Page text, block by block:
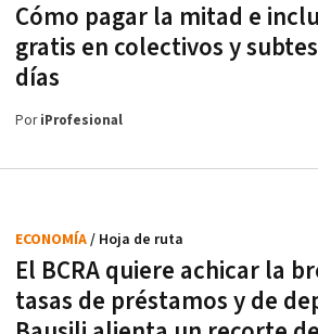
Cómo pagar la mitad e
gratis en colectivos y
días
PoriProfesional
El BCRA quiere achicar la
tasas de préstamos y de
ECONOMÍA/ Hoja de ruta